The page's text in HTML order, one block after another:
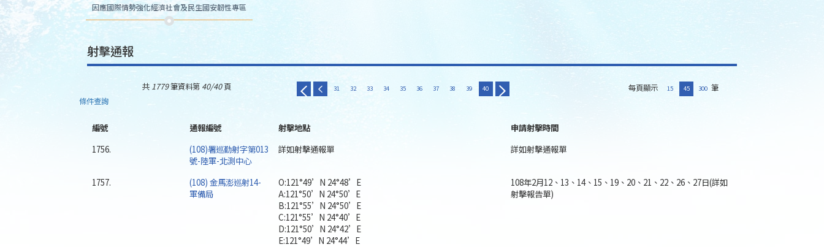
因應國際情勢強化經濟社會及民生國安韌性專區
射擊通報
共 1779筆資料第 40/40頁 31 32 33 34 35 36 37 38 39 40 每頁顯示 15 45 300 筆
條件查詢
編號 通報編號 射擊地點
申請射擊時間
1756.
(108)署巡勤射字第013
號-陸軍-北測中心
詳如射擊通報單 詳如射擊通報單
1757.
(108) 金馬澎巡射14-
軍備局
O:121°49’N 24°48’E
A:121°50’N 24°50’E
B:121°55’N 24°50’E
C:121°55’N 24°40’E
D:121°50’N 24°42’E
E:121°49’N 24°44’E
108年2月12、13、14、15、19、20、21、22、26、27日(詳如
射擊報告單)